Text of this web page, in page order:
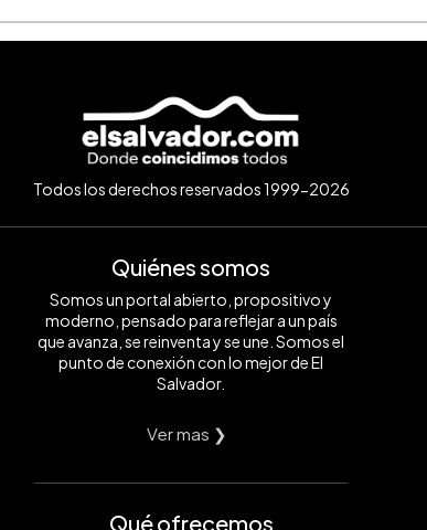
Todos los derechos reservados 1999-2026
Quiénes somos
Somos un portal abierto, propositivo y
moderno, pensado para reflejar a un país
que avanza, se reinventa y se une. Somos el
punto de conexión con lo mejor de El
Salvador.
Ver mas ❯
Qué ofrecemos